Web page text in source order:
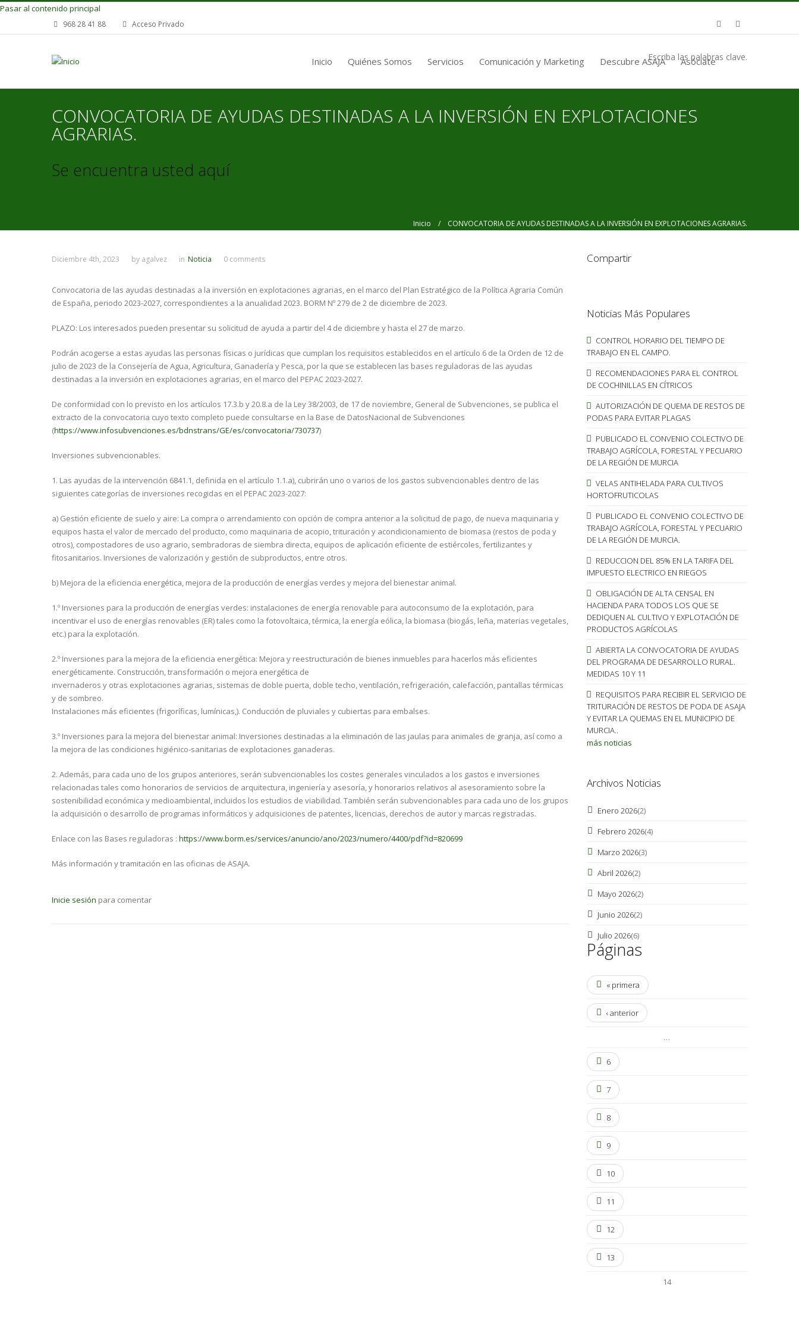
Pasar al contenido principal
968 28 41 88 Acceso Privado
Inicio Quiénes Somos Servicios Comunicación y Marketing Descubre ASAJA Asóciate
Escriba las palabras clave.
CONVOCATORIA DE AYUDAS DESTINADAS A LA INVERSIÓN EN EXPLOTACIONES
AGRARIAS.
Se encuentra usted aquí
Inicio / CONVOCATORIA DE AYUDAS DESTINADAS A LA INVERSIÓN EN EXPLOTACIONES AGRARIAS.
Diciembre 4th, 2023 by agalvez in Noticia 0 comments
Convocatoria de las ayudas destinadas a la inversión en explotaciones agrarias, en el marco del Plan Estratégico de la Política Agraria Común
de España, periodo 2023-2027, correspondientes a la anualidad 2023. BORM Nº 279 de 2 de diciembre de 2023.
PLAZO: Los interesados pueden presentar su solicitud de ayuda a partir del 4 de diciembre y hasta el 27 de marzo.
Podrán acogerse a estas ayudas las personas físicas o jurídicas que cumplan los requisitos establecidos en el artículo 6 de la Orden de 12 de
julio de 2023 de la Consejería de Agua, Agricultura, Ganadería y Pesca, por la que se establecen las bases reguladoras de las ayudas
destinadas a la inversión en explotaciones agrarias, en el marco del PEPAC 2023-2027.
De conformidad con lo previsto en los artículos 17.3.b y 20.8.a de la Ley 38/2003, de 17 de noviembre, General de Subvenciones, se publica el
extracto de la convocatoria cuyo texto completo puede consultarse en la Base de DatosNacional de Subvenciones
(https://www.infosubvenciones.es/bdnstrans/GE/es/convocatoria/730737)
Inversiones subvencionables.
1. Las ayudas de la intervención 6841.1, definida en el artículo 1.1.a), cubrirán uno o varios de los gastos subvencionables dentro de las
siguientes categorías de inversiones recogidas en el PEPAC 2023-2027:
a) Gestión eficiente de suelo y aire: La compra o arrendamiento con opción de compra anterior a la solicitud de pago, de nueva maquinaria y
equipos hasta el valor de mercado del producto, como maquinaria de acopio, trituración y acondicionamiento de biomasa (restos de poda y
otros), compostadores de uso agrario, sembradoras de siembra directa, equipos de aplicación eficiente de estiércoles, fertilizantes y
fitosanitarios. Inversiones de valorización y gestión de subproductos, entre otros.
b) Mejora de la eficiencia energética, mejora de la producción de energías verdes y mejora del bienestar animal.
1.º Inversiones para la producción de energías verdes: instalaciones de energía renovable para autoconsumo de la explotación, para
incentivar el uso de energías renovables (ER) tales como la fotovoltaica, térmica, la energía eólica, la biomasa (biogás, leña, materias vegetales,
etc.) para la explotación.
2.º Inversiones para la mejora de la eficiencia energética: Mejora y reestructuración de bienes inmuebles para hacerlos más eficientes
energéticamente. Construcción, transformación o mejora energética de
invernaderos y otras explotaciones agrarias, sistemas de doble puerta, doble techo, ventilación, refrigeración, calefacción, pantallas térmicas
y de sombreo.
Instalaciones más eficientes (frigoríficas, lumínicas,). Conducción de pluviales y cubiertas para embalses.
3.º Inversiones para la mejora del bienestar animal: Inversiones destinadas a la eliminación de las jaulas para animales de granja, así como a
la mejora de las condiciones higiénico-sanitarias de explotaciones ganaderas.
2. Además, para cada uno de los grupos anteriores, serán subvencionables los costes generales vinculados a los gastos e inversiones
relacionadas tales como honorarios de servicios de arquitectura, ingeniería y asesoría, y honorarios relativos al asesoramiento sobre la
sostenibilidad económica y medioambiental, incluidos los estudios de viabilidad. También serán subvencionables para cada uno de los grupos
la adquisición o desarrollo de programas informáticos y adquisiciones de patentes, licencias, derechos de autor y marcas registradas.
Enlace con las Bases reguladoras : https://www.borm.es/services/anuncio/ano/2023/numero/4400/pdf?id=820699
Más información y tramitación en las oficinas de ASAJA.
Inicie sesión para comentar
Compartir
Noticias Más Populares
CONTROL HORARIO DEL TIEMPO DE
TRABAJO EN EL CAMPO.
RECOMENDACIONES PARA EL CONTROL
DE COCHINILLAS EN CÍTRICOS
AUTORIZACIÓN DE QUEMA DE RESTOS DE
PODAS PARA EVITAR PLAGAS
PUBLICADO EL CONVENIO COLECTIVO DE
TRABAJO AGRÍCOLA, FORESTAL Y PECUARIO
DE LA REGIÓN DE MURCIA
VELAS ANTIHELADA PARA CULTIVOS
HORTOFRUTICOLAS
PUBLICADO EL CONVENIO COLECTIVO DE
TRABAJO AGRÍCOLA, FORESTAL Y PECUARIO
DE LA REGIÓN DE MURCIA.
REDUCCION DEL 85% EN LA TARIFA DEL
IMPUESTO ELECTRICO EN RIEGOS
OBLIGACIÓN DE ALTA CENSAL EN
HACIENDA PARA TODOS LOS QUE SE
DEDIQUEN AL CULTIVO Y EXPLOTACIÓN DE
PRODUCTOS AGRÍCOLAS
ABIERTA LA CONVOCATORIA DE AYUDAS
DEL PROGRAMA DE DESARROLLO RURAL.
MEDIDAS 10 Y 11
REQUISITOS PARA RECIBIR EL SERVICIO DE
TRITURACIÓN DE RESTOS DE PODA DE ASAJA
Y EVITAR LA QUEMAS EN EL MUNICIPIO DE
MURCIA..
más noticias
Archivos Noticias
Enero 2026(2)
Febrero 2026(4)
Marzo 2026(3)
Abril 2026(2)
Mayo 2026(2)
Junio 2026(2)
Julio 2026(6)
Páginas
« primera
‹ anterior
…
6
7
8
9
10
11
12
13
14